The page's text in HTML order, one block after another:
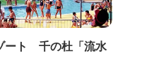
ート 千の杜「流水